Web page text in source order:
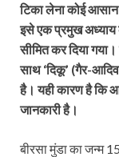
टिका लेना कोई
इसे एक प्रमुख अध्याय
सीमित कर दिया
साथ ‘दिकू’ (गैर-
है। यही कारण है कि
जानकारी है।
बीरसा मुंडा का जन्म